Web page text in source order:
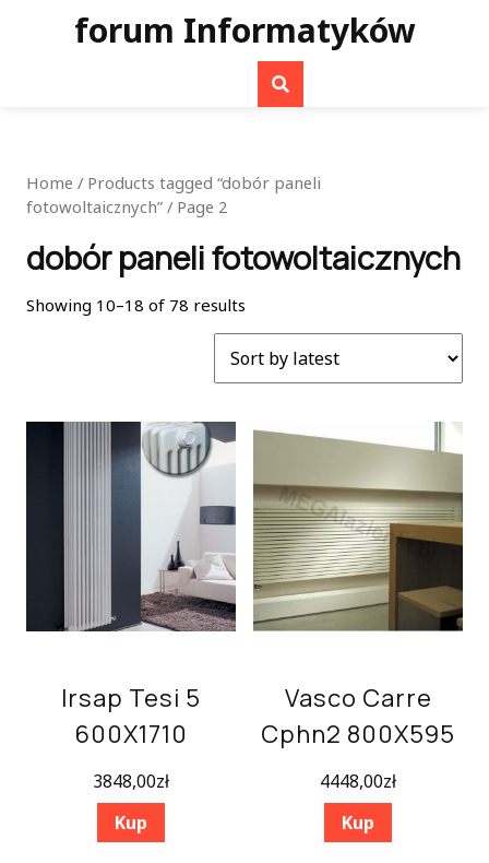
forum Informatyków
Home / Products tagged “dobór paneli
fotowoltaicznych” / Page 2
dobór paneli fotowoltaicznych
Showing 10–18 of 78 results
Irsap Tesi 5
600X1710
3848,00zł
Kup
Vasco Carre
Cphn2 800X595
4448,00zł
Kup